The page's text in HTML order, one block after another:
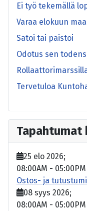
Ei työ tekemällä
Varaa elokuun
Satoi tai paistoi
Odotus sen
Tervetuloa
Tapahtumat
25 elo 2026;
08:00AM - 05:00PM
Ostos- ja
08 syys 2026;
08:00AM - 05:00PM